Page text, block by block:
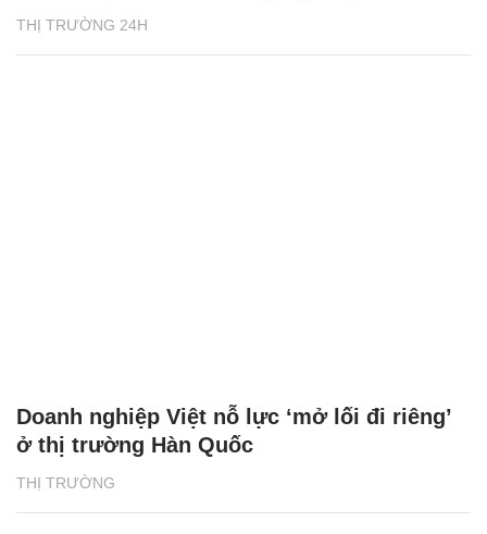
THỊ TRƯỜNG 24H
THỊ TRƯỜNG
Doanh nghiệp Việt nỗ lực ‘mở lối đi riêng’
ở thị trường Hàn Quốc